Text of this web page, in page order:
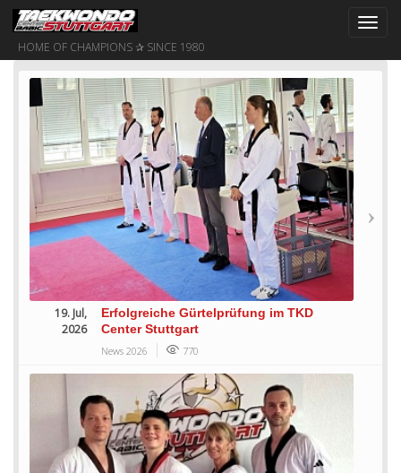
HOME OF CHAMPIONS ✰ SINCE 1980
19. Jul,
2026
Erfolgreiche Gürtelprüfung im TKD
Center Stuttgart
News 2026 770